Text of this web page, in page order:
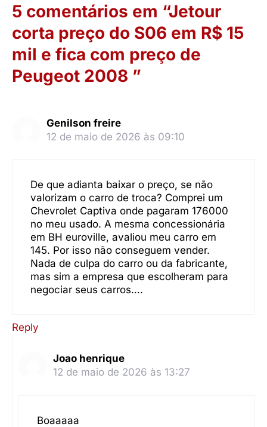
5 comentários em “Jetour
corta preço do S06 em R$ 15
mil e fica com preço de
Peugeot 2008 ”
Genilson freire
12 de maio de 2026 às 09:10
De que adianta baixar o preço, se não
valorizam o carro de troca? Comprei um
Chevrolet Captiva onde pagaram 176000
no meu usado. A mesma concessionária
em BH euroville, avaliou meu carro em
145. Por isso não conseguem vender.
Nada de culpa do carro ou da fabricante,
mas sim a empresa que escolheram para
negociar seus carros….
Reply
Joao henrique
12 de maio de 2026 às 13:27
Boaaaaa